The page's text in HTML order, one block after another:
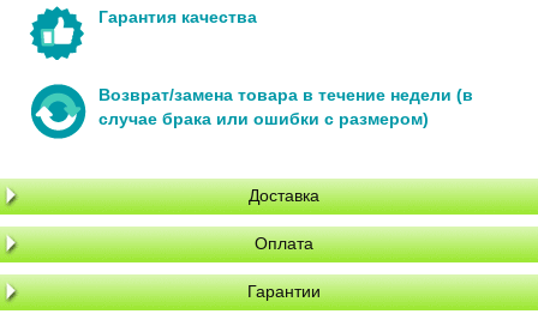
Гарантия качества
Возврат/замена товара в течение недели (в
случае брака или ошибки с размером)
Доставка
Оплата
Гарантии